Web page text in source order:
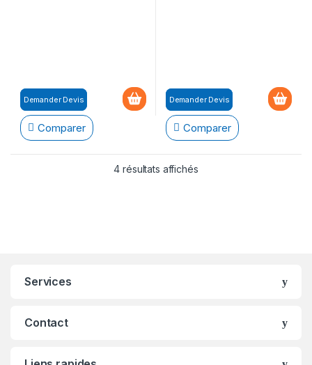
Demander Devis
Comparer
Demander Devis
Comparer
4 résultats affichés
Services
Contact